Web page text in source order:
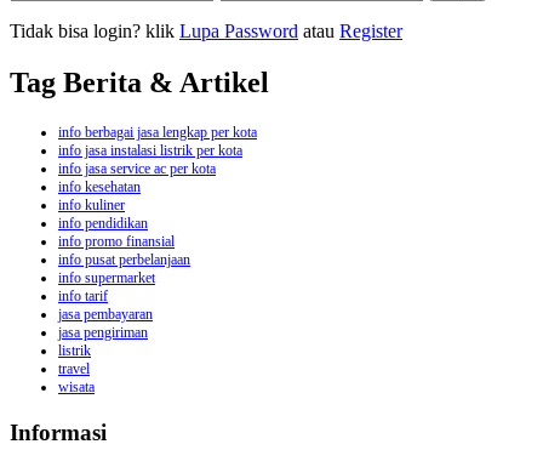
Tidak bisa login? klik Lupa Password atau Register
Tag Berita & Artikel
info berbagai jasa lengkap per kota
info jasa instalasi listrik per kota
info jasa service ac per kota
info kesehatan
info kuliner
info pendidikan
info promo finansial
info pusat perbelanjaan
info supermarket
info tarif
jasa pembayaran
jasa pengiriman
listrik
travel
wisata
Informasi